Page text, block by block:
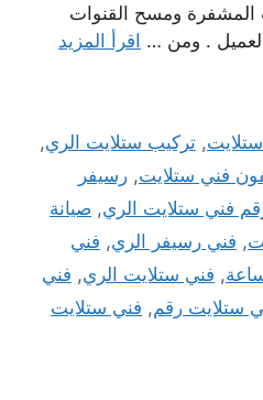
المشفرة ومسح القنوات
. ومن … اقرأ المزيد
,تركيب ستلايت الري,
فني ستلايت, رسيفر
فني ستلايت الري, صيانة
, فني رسيفر الري, فني
, فني ستلايت الري, فني
ستلايت رقم, فني ستلايت